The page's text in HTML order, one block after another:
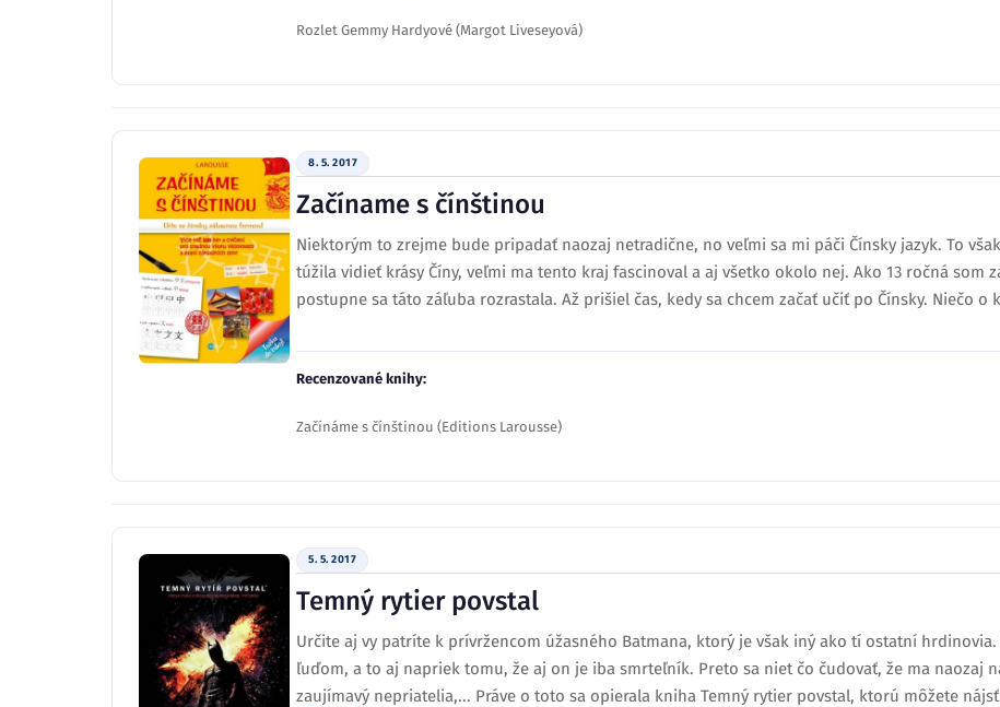
Rozlet Gemmy Hardyové (Margot Liveseyová)
8. 5. 2017
Začíname s čínštinou
Niektorým to zrejme bude pripadať naozaj netradične, no veľmi sa mi páči Čínsky jazyk. To
túžila vidieť krásy Číny, veľmi ma tento kraj fascinoval a aj všetko okolo nej. Ako 13 ročná som
postupne sa táto záľuba rozrastala. Až prišiel čas, kedy sa chcem začať učiť po Čínsky. Niečo o
Recenzované knihy:
Začínáme s čínštinou (Editions Larousse)
5. 5. 2017
Temný rytier povstal
Určite aj vy patríte k prívržencom úžasného Batmana, ktorý je však iný ako tí ostatní
ľuďom, a to aj napriek tomu, že aj on je iba smrteľník. Preto sa niet čo čudovať, že ma naozaj
zaujímavý nepriatelia,... Práve o toto sa opierala kniha Temný rytier povstal, ktorú môžete